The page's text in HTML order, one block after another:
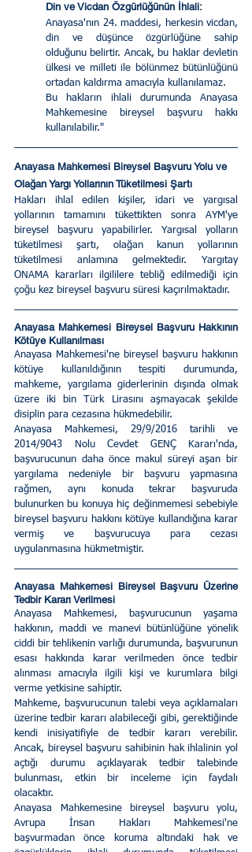
Din ve Vicdan Özgürlüğünün İhlali:
Anayasa'nın 24. maddesi, herkesin vicdan,
din ve düşünce özgürlüğüne sahip
olduğunu belirtir. Ancak, bu haklar devletin
ülkesi ve milleti ile bölünmez bütünlüğünü
ortadan kaldırma amacıyla kullanılamaz.
Bu hakların ihlali durumunda Anayasa
Mahkemesine bireysel başvuru hakkı
kullanılabilir."
Anayasa Mahkemesi Bireysel Başvuru Yolu ve
Olağan Yargı Yollarının Tüketilmesi Şartı
Hakları ihlal edilen kişiler, idari ve yargısal
yollarının tamamını tükettikten sonra AYM'ye
bireysel başvuru yapabilirler. Yargısal yolların
tüketilmesi şartı, olağan kanun yollarının
tüketilmesi anlamına gelmektedir. Yargıtay
ONAMA kararları ilgililere tebliğ edilmediği için
çoğu kez bireysel başvuru süresi kaçırılmaktadır.
Anayasa Mahkemesi Bireysel Başvuru Hakkının
Kötüye Kullanılması
Anayasa Mahkemesi'ne bireysel başvuru hakkının
kötüye kullanıldığının tespiti durumunda,
mahkeme, yargılama giderlerinin dışında olmak
üzere iki bin Türk Lirasını aşmayacak şekilde
disiplin para cezasına hükmedebilir.
Anayasa Mahkemesi, 29/9/2016 tarihli ve
2014/9043 Nolu Cevdet GENÇ Kararı'nda,
başvurucunun daha önce makul süreyi aşan bir
yargılama nedeniyle bir başvuru yapmasına
rağmen, aynı konuda tekrar başvuruda
bulunurken bu konuya hiç değinmemesi sebebiyle
bireysel başvuru hakkını kötüye kullandığına karar
vermiş ve başvurucuya para cezası
uygulanmasına hükmetmiştir.
Anayasa Mahkemesi Bireysel Başvuru Üzerine
Tedbir Kararı Verilmesi
Anayasa Mahkemesi, başvurucunun yaşama
hakkının, maddi ve manevi bütünlüğüne yönelik
ciddi bir tehlikenin varlığı durumunda, başvurunun
esası hakkında karar verilmeden önce tedbir
alınması amacıyla ilgili kişi ve kurumlara bilgi
verme yetkisine sahiptir.
Mahkeme, başvurucunun talebi veya açıklamaları
üzerine tedbir kararı alabileceği gibi, gerektiğinde
kendi inisiyatifiyle de tedbir kararı verebilir.
Ancak, bireysel başvuru sahibinin hak ihlalinin yol
açtığı durumu açıklayarak tedbir talebinde
bulunması, etkin bir inceleme için faydalı
olacaktır.
Anayasa Mahkemesine bireysel başvuru yolu,
Avrupa İnsan Hakları Mahkemesi'ne
başvurmadan önce koruma altındaki hak ve